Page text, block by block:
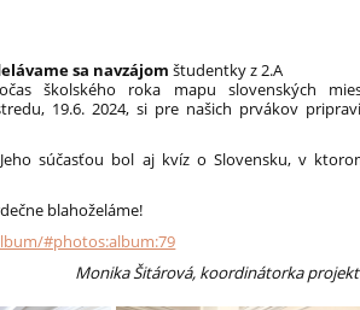
sa navzájom študentky z 2.A
školského roka mapu slovenských
19.6. 2024, si pre našich prvákov
súčasťou bol aj kvíz o Slovensku, v
blahoželáme!
#photos:album:79
Monika Šitárová, koordinátorka